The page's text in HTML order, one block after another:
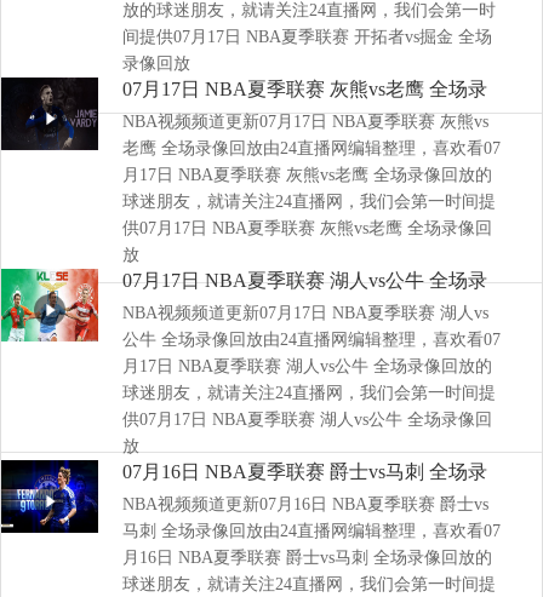
放的球迷朋友，就请关注24直播网，我们会第一时
间提供07月17日 NBA夏季联赛 开拓者vs掘金 全场
录像回放
07月17日 NBA夏季联赛 灰熊vs老鹰 全场录
像回放
NBA视频频道更新07月17日 NBA夏季联赛 灰熊vs
老鹰 全场录像回放由24直播网编辑整理，喜欢看07
月17日 NBA夏季联赛 灰熊vs老鹰 全场录像回放的
球迷朋友，就请关注24直播网，我们会第一时间提
供07月17日 NBA夏季联赛 灰熊vs老鹰 全场录像回
放
07月17日 NBA夏季联赛 湖人vs公牛 全场录
像回放
NBA视频频道更新07月17日 NBA夏季联赛 湖人vs
公牛 全场录像回放由24直播网编辑整理，喜欢看07
月17日 NBA夏季联赛 湖人vs公牛 全场录像回放的
球迷朋友，就请关注24直播网，我们会第一时间提
供07月17日 NBA夏季联赛 湖人vs公牛 全场录像回
放
07月16日 NBA夏季联赛 爵士vs马刺 全场录
像回放
NBA视频频道更新07月16日 NBA夏季联赛 爵士vs
马刺 全场录像回放由24直播网编辑整理，喜欢看07
月16日 NBA夏季联赛 爵士vs马刺 全场录像回放的
球迷朋友，就请关注24直播网，我们会第一时间提